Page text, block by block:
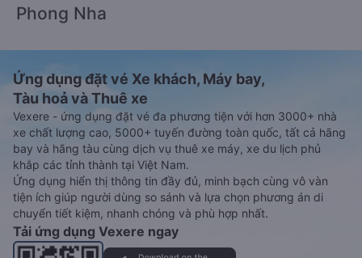
Phong Nha
Ứng dụng đặt vé Xe khách, Máy bay,
Tàu hoả và Thuê xe
Vexere - ứng dụng đặt vé đa phương tiện với hơn 3000+ nhà
xe chất lượng cao, 5000+ tuyến đường toàn quốc, tất cả hãng
bay và hãng tàu cùng dịch vụ thuê xe máy, xe du lịch phủ
khắp các tỉnh thành tại Việt Nam.
Ứng dụng hiển thị thông tin đầy đủ, minh bạch cùng vô vàn
tiện ích giúp người dùng so sánh và lựa chọn phương án di
chuyển tiết kiệm, nhanh chóng và phù hợp nhất.
Tải ứng dụng Vexere ngay